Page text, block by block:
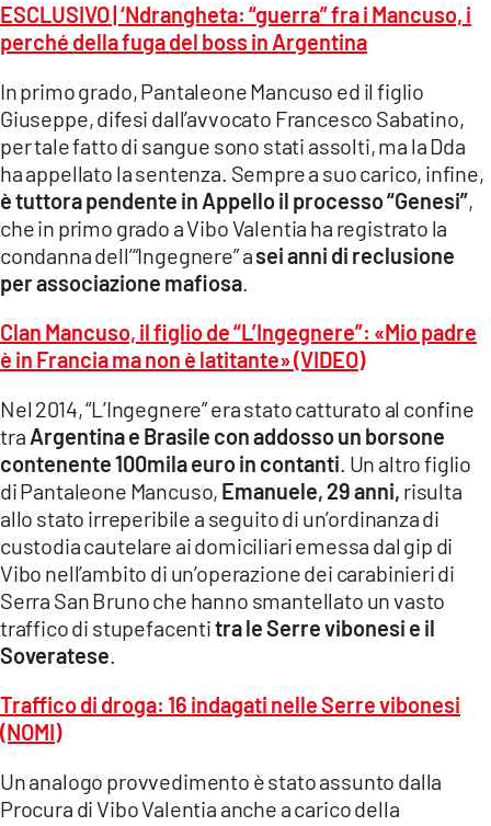
ESCLUSIVO | ‘Ndrangheta: “guerra” fra i Mancuso, i
perché della fuga del boss in Argentina
In primo grado, Pantaleone Mancuso ed il figlio
Giuseppe, difesi dall’avvocato Francesco Sabatino,
per tale fatto di sangue sono stati assolti, ma la Dda
ha appellato la sentenza. Sempre a suo carico, infine,
è tuttora pendente in Appello il processo “Genesi”,
che in primo grado a Vibo Valentia ha registrato la
condanna dell’“Ingegnere” asei anni di reclusione
per associazione mafiosa.
Clan Mancuso, il figlio de “L’Ingegnere”: «Mio padre
è in Francia ma non è latitante» (VIDEO)
Nel 2014, “L’Ingegnere” era stato catturato al confine
tra Argentina e Brasile con addosso un borsone
contenente 100mila euro in contanti. Un altro figlio
di Pantaleone Mancuso, Emanuele, 29 anni, risulta
allo stato irreperibile a seguito di un’ordinanza di
custodia cautelare ai domiciliari emessa dal gip di
Vibo nell’ambito di un’operazione dei carabinieri di
Serra San Bruno che hanno smantellato un vasto
traffico di stupefacentitra le Serre vibonesi e il
Soveratese.
Traffico di droga: 16 indagati nelle Serre vibonesi
(NOMI)
Un analogo provvedimento è stato assunto dalla
Procura di Vibo Valentia anche a carico della